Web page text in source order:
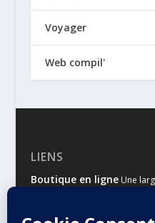
Voyager
Web compil'
LIENS
Boutique en ligneUne